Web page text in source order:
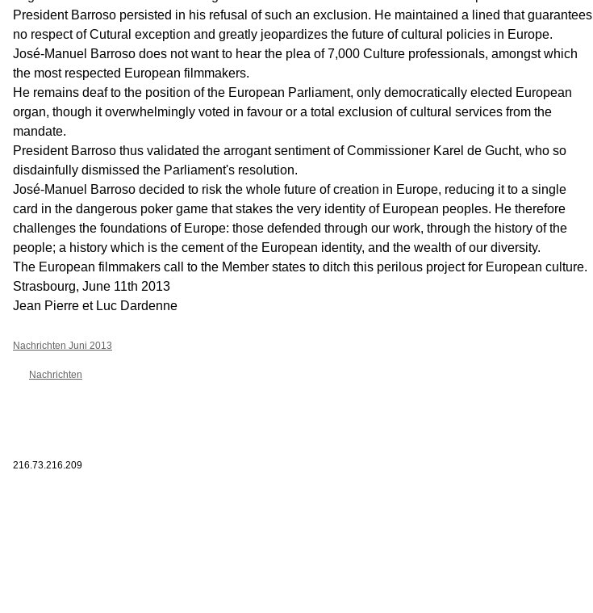
President Barroso persisted in his refusal of such an exclusion. He maintained a lined that guarantees
no respect of Cutural exception and greatly jeopardizes the future of cultural policies in Europe.
José-Manuel Barroso does not want to hear the plea of 7,000 Culture professionals, amongst which
the most respected European filmmakers.
He remains deaf to the position of the European Parliament, only democratically elected European
organ, though it overwhelmingly voted in favour or a total exclusion of cultural services from the
mandate.
President Barroso thus validated the arrogant sentiment of Commissioner Karel de Gucht, who so
disdainfully dismissed the Parliament's resolution.
José-Manuel Barroso decided to risk the whole future of creation in Europe, reducing it to a single
card in the dangerous poker game that stakes the very identity of European peoples. He therefore
challenges the foundations of Europe: those defended through our work, through the history of the
people; a history which is the cement of the European identity, and the wealth of our diversity.
The European filmmakers call to the Member states to ditch this perilous project for European culture.
Strasbourg, June 11th 2013
Jean Pierre et Luc Dardenne
Nachrichten Juni 2013
Nachrichten
216.73.216.209